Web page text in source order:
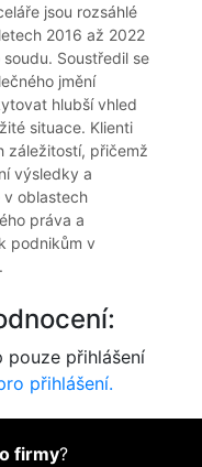
jsou rozsáhlé
2016 až 2022
Soustředil se
jmění
hlubší vhled
situace. Klienti
záležitostí, přičemž
výsledky a
v oblastech
práva a
podnikům v
pouze přihlášení
přihlášení.
firmy?